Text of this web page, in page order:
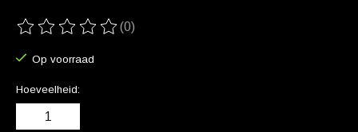
De beoordeling van dit product is
(0)
Op voorraad
Hoeveelheid: